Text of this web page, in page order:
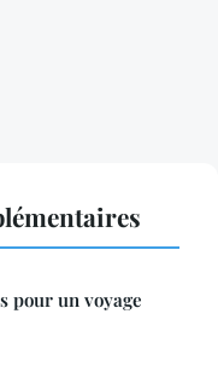
pour un voyage